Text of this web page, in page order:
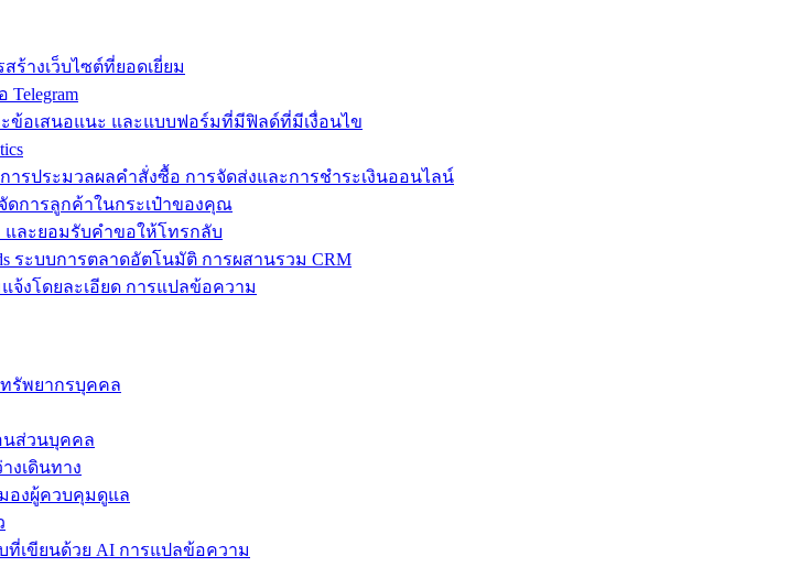
ร้างเว็บไซต์ที่ยอดเยี่ยม
ข้อเสนอแนะ และแบบฟอร์มที่มีฟิลด์ที่มีเงื่อนไข
รประมวลผลคำสั่งซื้อ การจัดส่งและการชำระเงินออนไลน์
การลูกค้าในกระเป๋าของคุณ
และยอมรับคำขอให้โทรกลับ
ระบบการตลาดอัตโนมัติ การผสานรวม CRM
งโดยละเอียด การแปลข้อความ
รัพยากรบุคคล
นส่วนบุคคล
งเดินทาง
องผู้ควบคุมดูแล
ที่เขียนด้วย AI การแปลข้อความ